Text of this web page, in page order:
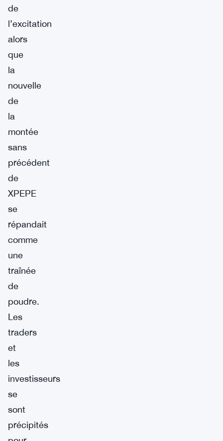
de
l’excitation
alors
que
la
nouvelle
de
la
montée
sans
précédent
de
XPEPE
se
répandait
comme
une
traînée
de
poudre.
Les
traders
et
les
investisseurs
se
sont
précipités